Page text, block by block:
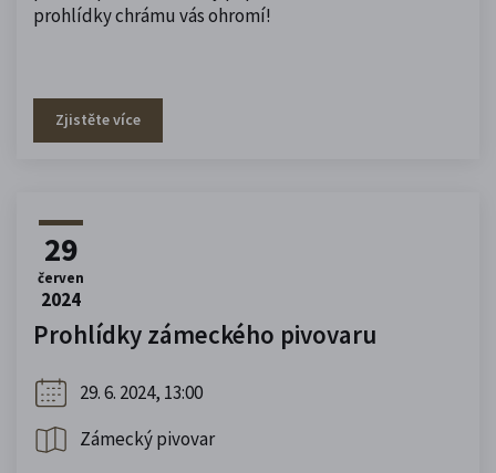
prohlídky chrámu vás ohromí!
Zjistěte více
29
červen
2024
Prohlídky zámeckého pivovaru
29. 6. 2024, 13:00
Zámecký pivovar